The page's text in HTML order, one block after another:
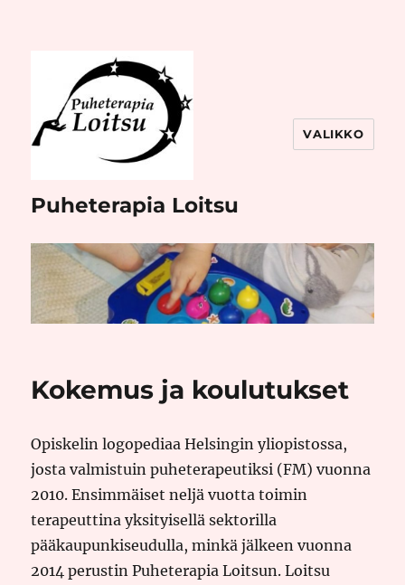
Puheterapia Loitsu
VALIKKO
Kokemus ja koulutukset
Opiskelin logopediaa Helsingin yliopistossa,
josta valmistuin puheterapeutiksi (FM) vuonna
2010. Ensimmäiset neljä vuotta toimin
terapeuttina yksityisellä sektorilla
pääkaupunkiseudulla, minkä jälkeen vuonna
2014 perustin Puheterapia Loitsun. Loitsu